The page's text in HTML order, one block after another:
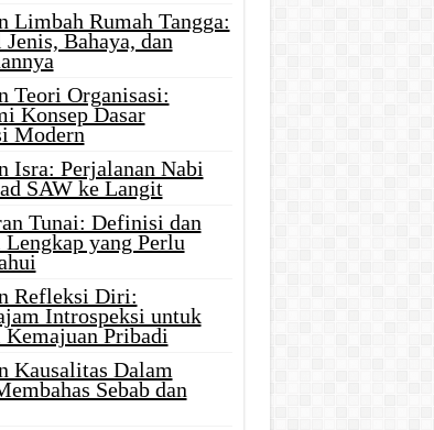
Limbah Rumah Tangga:
Bahaya, dan
Teori Organisasi:
Konsep Dasar
Modern
Isra: Perjalanan Nabi
SAW ke Langit
Tunai: Definisi dan
yang Perlu
Refleksi Diri:
Introspeksi untuk
Kemajuan Pribadi
Kausalitas Dalam
Sebab dan